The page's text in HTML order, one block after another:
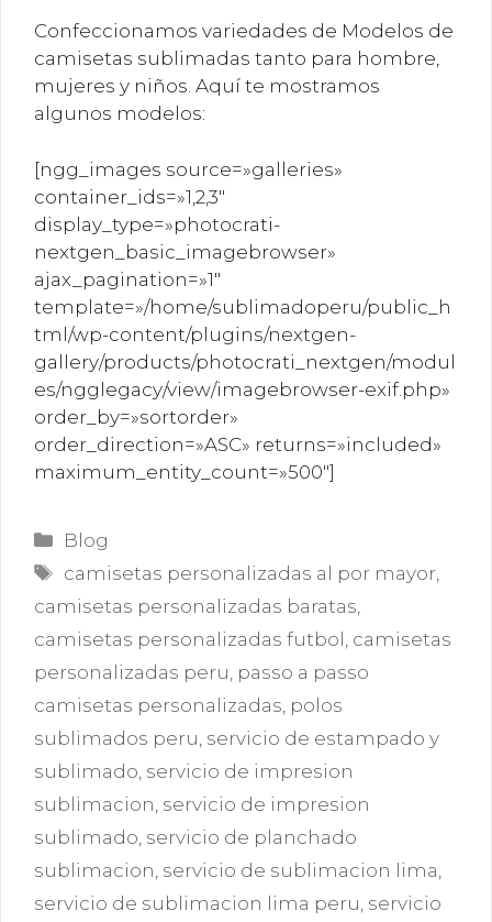
Confeccionamos variedades de Modelos de
camisetas sublimadas tanto para hombre,
mujeres y niños. Aquí te mostramos
algunos modelos:
[ngg_images source=»galleries»
container_ids=»1,2,3″
display_type=»photocrati-
nextgen_basic_imagebrowser»
ajax_pagination=»1″
template=»/home/sublimadoperu/public_h
tml/wp-content/plugins/nextgen-
gallery/products/photocrati_nextgen/modul
es/ngglegacy/view/imagebrowser-exif.php»
order_by=»sortorder»
order_direction=»ASC» returns=»included»
maximum_entity_count=»500″]
Categorías
Blog
Etiquetas
camisetas personalizadas al por mayor
camisetas personalizadas baratas
camisetas personalizadas futbol camisetas
personalizadas peru passo a passo
camisetas personalizadas polos
sublimados peru servicio de estampado y
sublimado servicio de impresion
sublimacion servicio de impresion
sublimado servicio de planchado
sublimacion servicio de sublimacion lima
servicio de sublimacion lima peru servicio